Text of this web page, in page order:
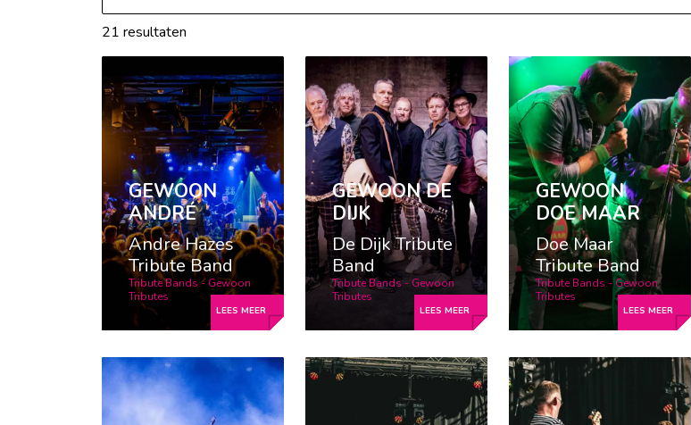
21 resultaten
GEWOON
ANDRÉ
Andre Hazes
Tribute Band
Tribute Bands - Gewoon
Tributes
GEWOON DE
DIJK
De Dijk Tribute
Band
Tribute Bands - Gewoon
Tributes
GEWOON
DOE MAAR
Doe Maar
Tribute Band
Tribute Bands - Gewoon
Tributes